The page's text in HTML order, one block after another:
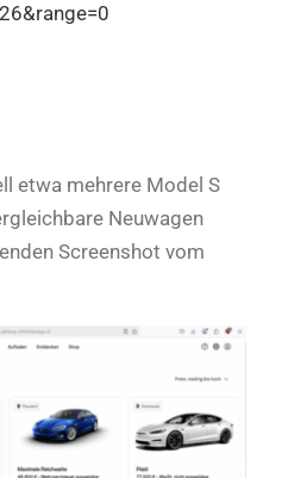
etwa mehrere Model S
Neuwagen
Screenshot vom